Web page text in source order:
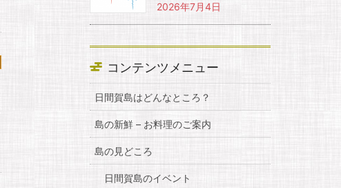
2026年7月4日
コンテンツメニュー
日間賀島はどんなところ？
島の新鮮 – お料理のご案内
島の見どころ
日間賀島のイベント